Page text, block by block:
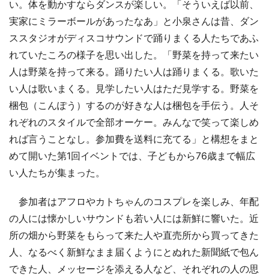
い。体を動かすならダンスが楽しい。「そういえば以前、
実家にミラーボールがあったなあ」と小泉さんは昔、ダン
ススタジオがディスコサウンドで踊りまくる人たちであふ
れていたころの様子を思い出した。「野菜を持って来たい
人は野菜を持って来る。踊りたい人は踊りまくる。歌いた
い人は歌いまくる。見学したい人はただ見学する。野菜を
梱包（こんぽう）するのが好きな人は梱包を手伝う。人そ
れぞれのスタイルで全部オーケー。みんなで笑って楽しめ
れば言うことなし。参加費を送料に充てる」と構想をまと
めて開いた第1回イベントでは、子どもから76歳まで幅広
い人たちが集まった。
参加者はアフロやカトちゃんのコスプレを楽しみ、年配
の人には懐かしいサウンドも若い人には新鮮に響いた。近
所の畑から野菜をもらって来た人や直売所から買ってきた
人、なるべく新鮮なまま届くようにとぬれた新聞紙で包ん
できた人、メッセージを添える人など、それぞれの人の思